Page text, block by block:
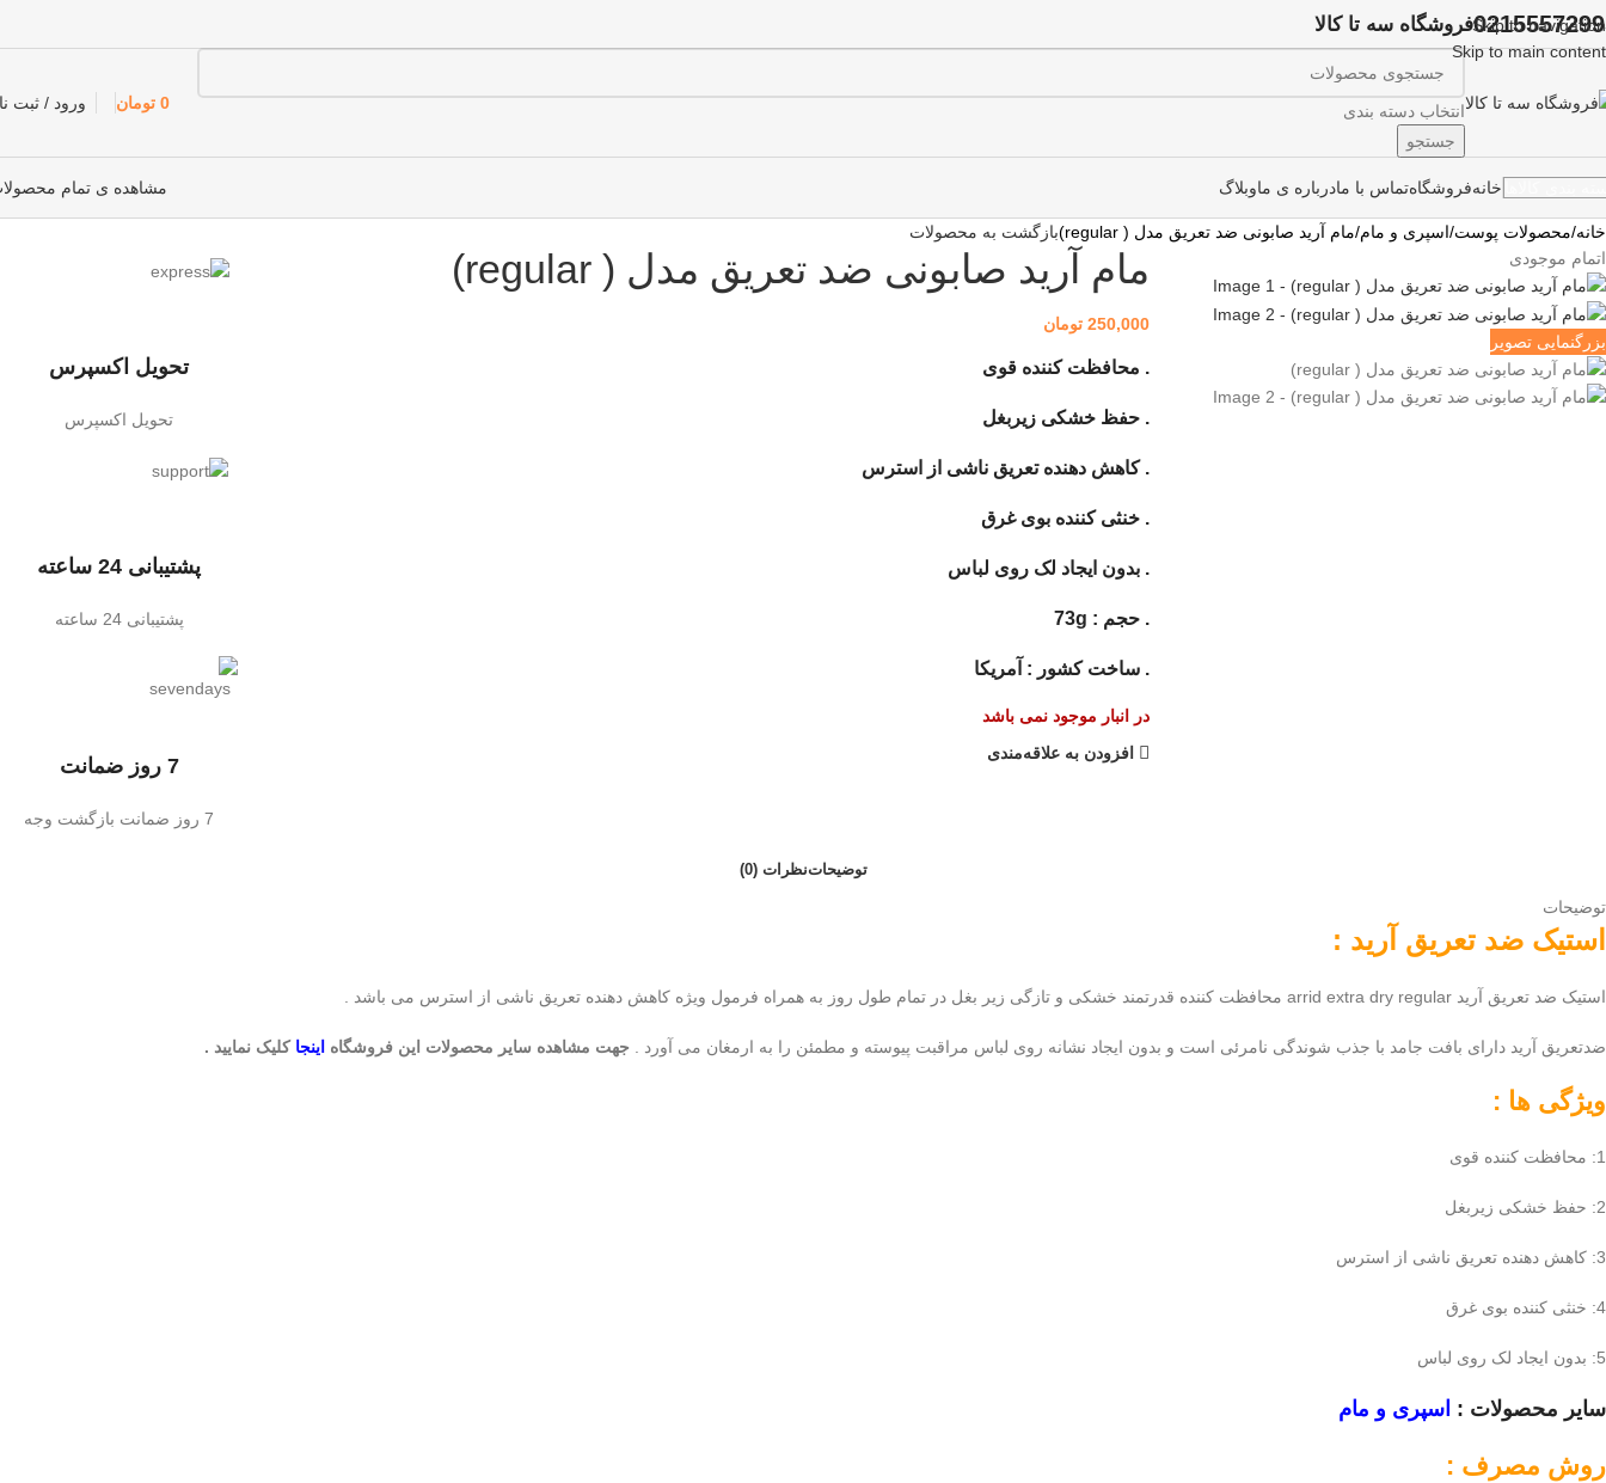
Skip to navigation
Skip to main content
فروشگاه سه تا کالا
انتخاب دسته بندی
جستجو
0 تومان ورود / ثبت
خانهفروشگاهتماس با مادرباره ی ماوبلاگ مشاهده ی تمام
خانه محصولات پوست اسپری و مام مام آرید صابونی ضد تعریق مدل ( regular)
بازگشت به محصولات
اتمام موجودی
بزرگنمایی تصویر
مام آرید صابونی ضد تعریق مدل ( regular)
250,000 تومان
. محافظت کننده قوی
. حفظ خشکی زیربغل
. کاهش دهنده تعریق ناشی از استرس
. خنثی کننده بوی غرق
. بدون ایجاد لک روی لباس
. حجم : 73g
. ساخت کشور : آمریکا
در انبار موجود نمی باشد
افزودن به علاقه‌مندی
تحویل اکسپرس
تحویل اکسپرس
پشتیبانی 24 ساعته
پشتیبانی 24 ساعته
7 روز ضمانت
7 روز ضمانت بازگشت وجه
توضیحاتنظرات (0)
توضیحات
استیک ضد تعریق آرید :
استیک ضد تعریق آرید arrid extra dry regular محافظت کننده قدرتمند خشکی و تازگی زیر بغل در تمام طول روز به همراه فرمول ویژه کاهش دهنده تعریق ناشی از استرس می باشد .
ضدتعریق آرید دارای بافت جامد با جذب شوندگی نامرئی است و بدون ایجاد نشانه روی لباس مراقبت پیوسته و مطمئن را به ارمغان می آورد . جهت مشاهده سایر محصولات این فروشگاه اینجا کلیک نمایید .
ویژگی ها :
1: محافظت کننده قوی
2: حفظ خشکی زیربغل
3: کاهش دهنده تعریق ناشی از استرس
4: خنثی کننده بوی غرق
5: بدون ایجاد لک روی لباس
سایر محصولات : اسپری و مام
روش مصرف :